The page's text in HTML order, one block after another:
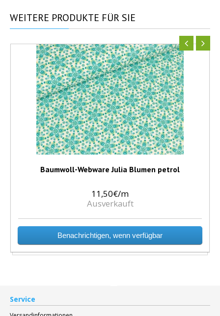
WEITERE PRODUKTE FÜR SIE
Baumwoll-Webware Julia Blumen petrol
11,50€/m
Ausverkauft
Benachrichtigen, wenn verfügbar
Service